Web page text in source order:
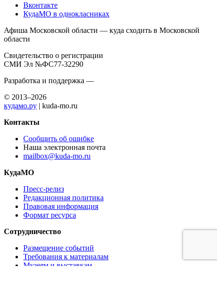
Вконтакте
КудаМО в однокласниках
Афиша Московской области — куда сходить в Московской
области
Свидетельство о регистрации
СМИ Эл №ФС77-32290
Разработка и поддержка —
© 2013–2026
кудамо.ру | kuda-mo.ru
Контакты
Сообщить об ошибке
Наша электронная почта
mailbox@kuda-mo.ru
КудаМО
Пресс-релиз
Редакционная политика
Правовая информация
Формат ресурса
Сотрудничество
Размещение событий
Требования к материалам
Музеям и выставкам